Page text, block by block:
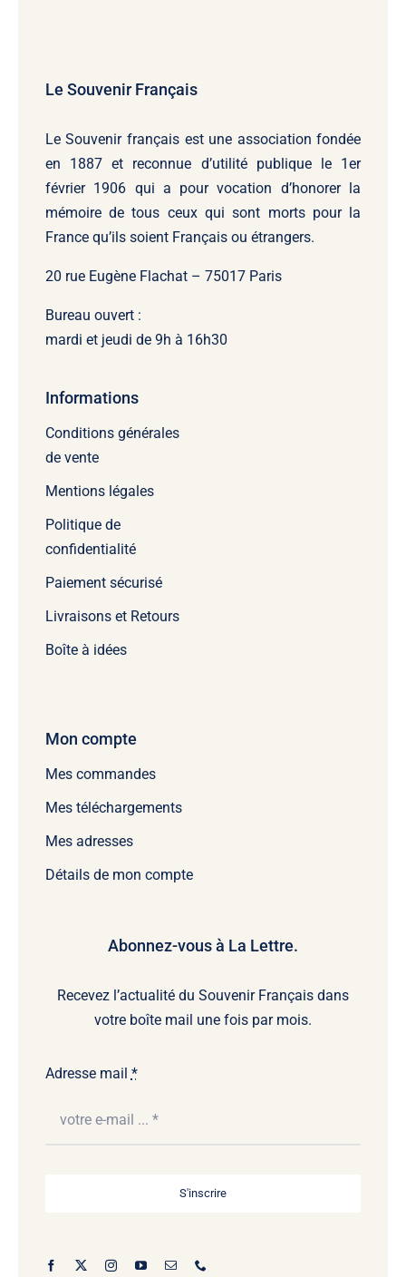
Le Souvenir Français
Le Souvenir français est une association fondée
en 1887 et reconnue d’utilité publique le 1er
février 1906 qui a pour vocation d’honorer la
mémoire de tous ceux qui sont morts pour la
France qu’ils soient Français ou étrangers.
20 rue Eugène Flachat – 75017 Paris
Bureau ouvert :
mardi et jeudi de 9h à 16h30
Informations
Conditions générales
de vente
Mentions légales
Politique de
confidentialité
Paiement sécurisé
Livraisons et Retours
Boîte à idées
Mon compte
Mes commandes
Mes téléchargements
Mes adresses
Détails de mon compte
Abonnez-vous à La Lettre.
Recevez l’actualité du Souvenir Français dans
votre boîte mail une fois par mois.
Adresse mail *
S'inscrire